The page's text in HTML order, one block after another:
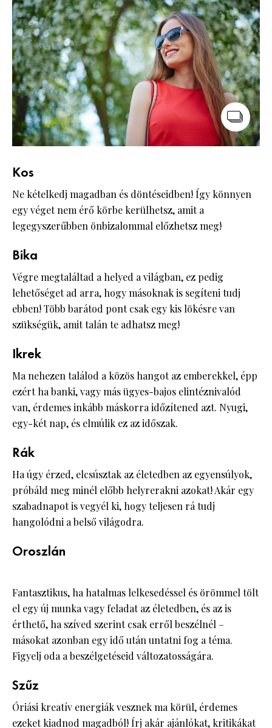
Kos
Ne kételkedj magadban és döntéseidben! Így könnyen
egy véget nem érő körbe kerülhetsz, amit a
legegyszerűbben önbizalommal előzhetsz meg!
Bika
Végre megtaláltad a helyed a világban, ez pedig
lehetőséget ad arra, hogy másoknak is segíteni tudj
ebben! Több barátod pont csak egy kis lökésre van
szükségük, amit talán te adhatsz meg!
Ikrek
Ma nehezen találod a közös hangot az emberekkel, épp
ezért ha banki, vagy más ügyes-bajos elintéznivalód
van, érdemes inkább máskorra időzítened azt. Nyugi,
egy-két nap, és elmúlik ez az időszak.
Rák
Ha úgy érzed, elcsúsztak az életedben az egyensúlyok,
próbáld meg minél előbb helyrerakni azokat! Akár egy
szabadnapot is vegyél ki, hogy teljesen rá tudj
hangolódni a belső világodra.
Oroszlán
Fantasztikus, ha hatalmas lelkesedéssel és örömmel tölt
el egy új munka vagy feladat az életedben, és az is
érthető, ha szíved szerint csak erről beszélnél –
másokat azonban egy idő után untatni fog a téma.
Figyelj oda a beszélgetéseid változatosságára.
Szűz
Óriási kreatív energiák vesznek ma körül, érdemes
ezeket kiadnod magadból! Írj akár ajánlókat, kritikákat